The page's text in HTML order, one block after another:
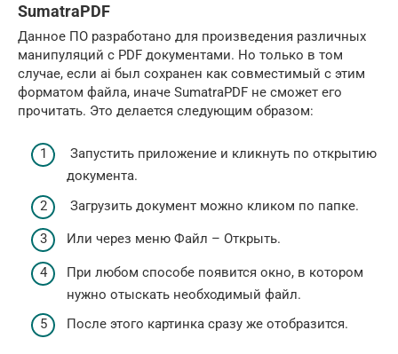
SumatraPDF
Данное ПО разработано для произведения различных
манипуляций с PDF документами. Но только в том
случае, если ai был сохранен как совместимый с этим
форматом файла, иначе SumatraPDF не сможет его
прочитать. Это делается следующим образом:
Запустить приложение и кликнуть по открытию
документа.
Загрузить документ можно кликом по папке.
Или через меню Файл – Открыть.
При любом способе появится окно, в котором
нужно отыскать необходимый файл.
После этого картинка сразу же отобразится.